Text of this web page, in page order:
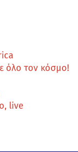
όλο τον κόσμο!
live